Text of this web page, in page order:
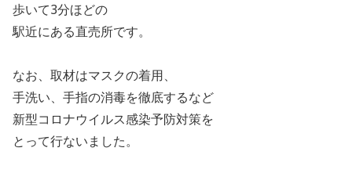
歩いて3分ほどの
駅近にある直売所です。
なお、取材はマスクの着用、
手洗い、手指の消毒を徹底するなど
新型コロナウイルス感染予防対策を
とって行ないました。